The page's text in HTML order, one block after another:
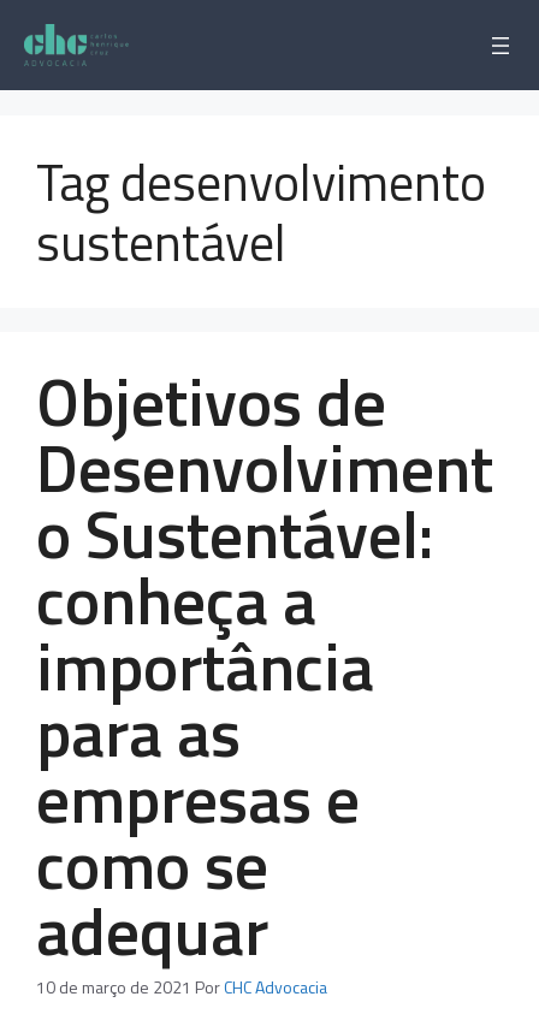
para
conteúdo
Tag desenvolvimento
sustentável
Objetivos de
Desenvolviment
o Sustentável:
conheça a
importância
para as
empresas e
como se
adequar
10 de março de 2021 PorCHC Advocacia